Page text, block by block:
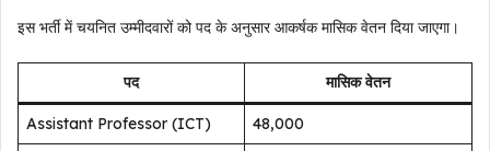
इस भर्ती में चयनित उम्मीदवारों को पद के अनुसार आकर्षक मासिक वेतन दिया जाएगा।
पद मासिक वेतन
Assistant Professor (ICT)
₹48,000